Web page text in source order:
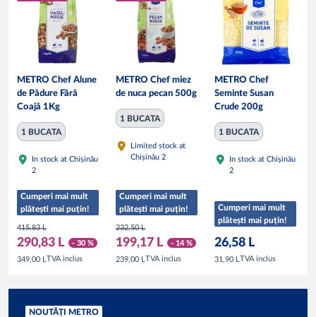
METRO Chef Alune
de Pădure Fără
Coajă 1Kg
1 BUCATA
In stock at Chișinău
2
Cumperi mai mult
plătești mai puțin!
415,83 L
290,83 L - 30 %
349,00 L TVA inclus
METRO Chef miez
de nuca pecan 500g
1 BUCATA
Limited stock at
Chișinău 2
Cumperi mai mult
plătești mai puțin!
232,50 L
199,17 L - 14 %
239,00 L TVA inclus
METRO Chef
Seminte Susan
Crude 200g
1 BUCATA
In stock at Chișinău
2
Cumperi mai mult
plătești mai puțin!
26,58 L
31,90 L TVA inclus
NOUTĂȚI METRO